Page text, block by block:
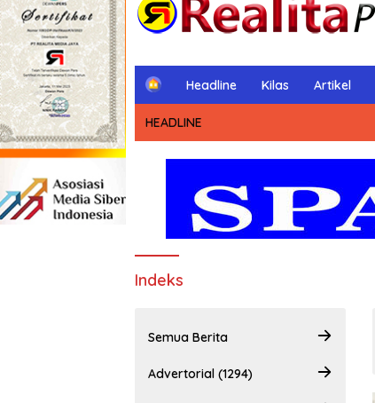
H
m
e
Headline Kilas Artikel
HEADLINE
Indeks
Semua Berita
Advertorial (1294)